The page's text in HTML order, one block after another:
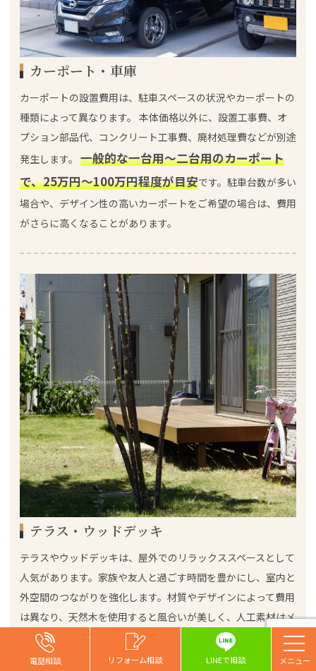
カーポート・車庫
カーポートの設置費用は、駐車スペースの状況やカーポートの
種類によって異なります。 本体価格以外に、設置工事費、オ
プション部品代、コンクリート工事費、廃材処理費などが別途
発生します。 一般的な一台用～二台用のカーポート
で、25万円～100万円程度が目安です。駐車台数が多い
場合や、デザイン性の高いカーポートをご希望の場合は、費用
がさらに高くなることがあります。
テラス・ウッドデッキ
テラスやウッドデッキは、屋外でのリラックススペースとして
人気があります。家族や友人と過ごす時間を豊かにし、室内と
外空間のつながりを強化します。材質やデザインによって費用
は異なり、天然木を使用すると風合いが美しく、人工素材はメ
ンテナンスが容易です。設置場所や広さにより費用は変動し、
特に地形による工事の難易度が影響することも。一般的な
電話相談 リフォーム相談 お問い合わせ
電話相談 リフォーム相談 お問い合わせ
電話相談 リフォーム相談 お問い合わせ
電話相談 リフォーム相談 LINEで相談